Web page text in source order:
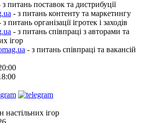
з питань поставок та дистрибуції
- з питань контенту та маркетингу
з питань організації ігротек і заходів
- з питань співпраці з авторами та
ігор
- з питань співпраці та вакансій
настільних ігор